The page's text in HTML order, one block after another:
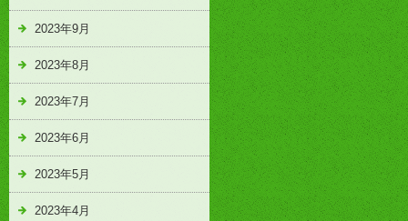
2023年9月
2023年8月
2023年7月
2023年6月
2023年5月
2023年4月